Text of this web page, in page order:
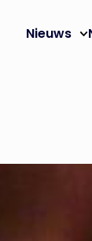
Nieuws